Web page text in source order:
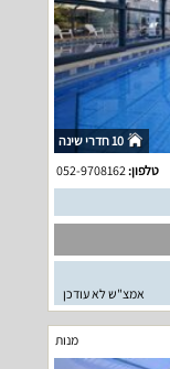
10 חדרי שינה
טלפון:
אמצ"ש לא עודכן
מנות